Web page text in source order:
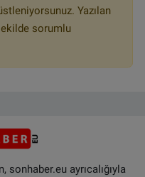
Yazılan
sorumlu
ayrıcalığıyla